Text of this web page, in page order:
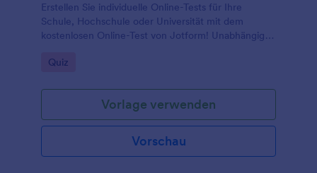
Erstellen Sie individuelle Online-Tests für Ihre
Schule, Hochschule oder Universität mit dem
kostenlosen Online-Test von Jotform! Unabhängig
das perfekte Quiz für Ihre Bedürfnisse mit
Fragen, Textfeldern oder sogar Datei-Upload-
Feldern erstellen, mit denen Sie Aufsätze, Fotos und
andere Dokumente sammeln können. Ihr Online
Test lässt sich leicht an die Schüler senden oder in
die Website Ihrer Schule einbetten und kann auf
Go to Category:
Quiz
Vorlage verwenden
Vorschau